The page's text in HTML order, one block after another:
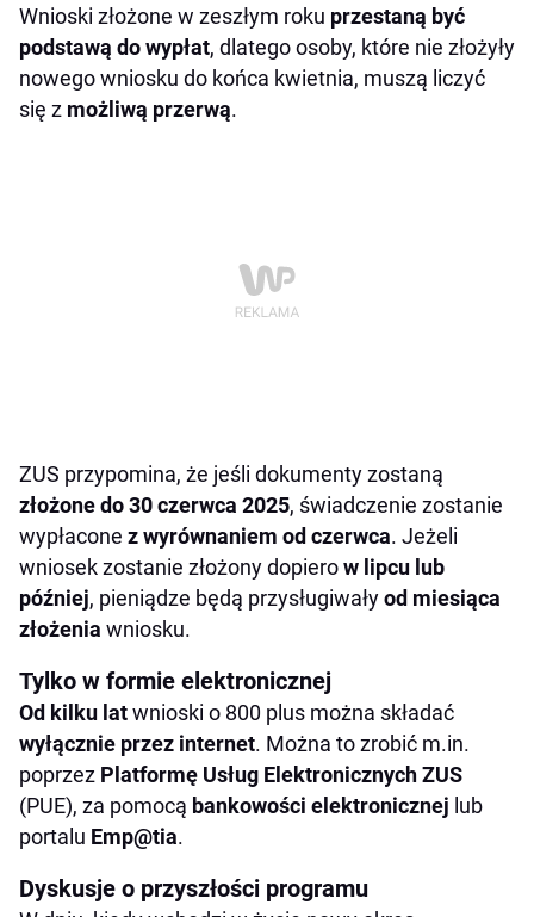
Wnioski złożone w zeszłym roku przestaną być
podstawą do wypłat, dlatego osoby, które nie złożyły
nowego wniosku do końca kwietnia, muszą liczyć
się z możliwą przerwą.
ZUS przypomina, że jeśli dokumenty zostaną
złożone do 30 czerwca 2025, świadczenie zostanie
wypłacone z wyrównaniem od czerwca. Jeżeli
wniosek zostanie złożony dopierow lipcu lub
później, pieniądze będą przysługiwałyod miesiąca
złożenia wniosku.
Tylko w formie elektronicznej
Od kilku latwnioski o 800 plus można składać
wyłącznie przez internet. Można to zrobić m.in.
poprzez Platformę Usług Elektronicznych ZUS
(PUE), za pomocą bankowości elektronicznej lub
portalu Emp@tia.
Dyskusje o przyszłości programu